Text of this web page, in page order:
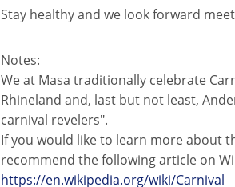
Stay healthy and we look forward
Notes:
We at Masa traditionally celebrate
Rhineland and, last but not least,
carnival revelers".
If you would like to learn more about
recommend the following article on
https://en.wikipedia.org/wiki/Carnival